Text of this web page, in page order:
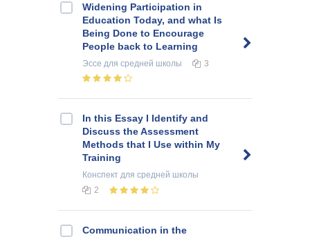
Widening Participation in
Education Today, and what Is
Being Done to Encourage
People back to Learning
Эссе для средней школы 3
In this Essay I Identify and
Discuss the Assessment
Methods that I Use within My
Training
Конспект для средней школы
2
Communication in the